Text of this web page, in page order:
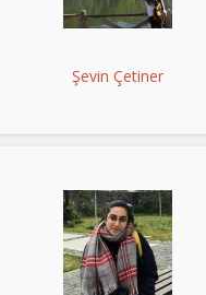
Şevin Çetiner